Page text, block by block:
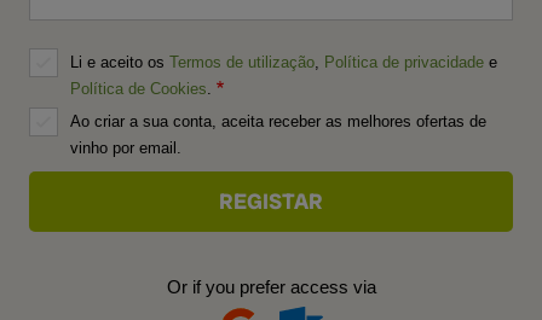
Li e aceito os Termos de utilização Política de privacidade e
Política de Cookies
Ao criar a sua conta, aceita receber as melhores ofertas de
vinho por email.
Or if you prefer access via